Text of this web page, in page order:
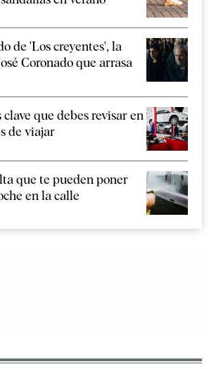
de 'Los creyentes', la
Coronado que arrasa
clave que debes revisar en
de viajar
que te pueden poner
en la calle